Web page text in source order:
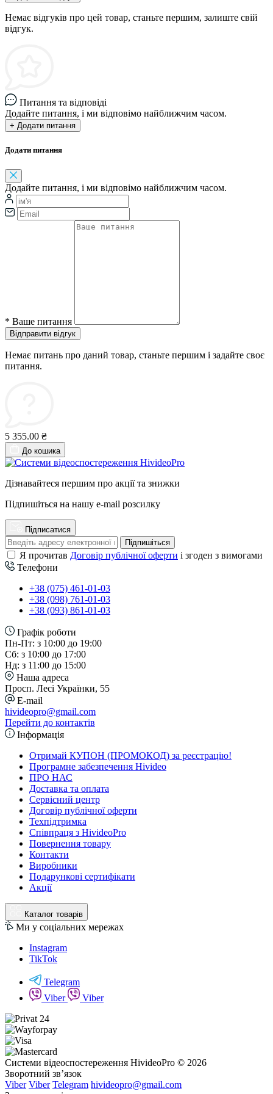
Немає відгуків про цей товар, станьте першим, залиште свій
відгук.
Питання та відповіді
Додайте питання, і ми відповімо найближчим часом.
+ Додати питання
Додати питання
Додайте питання, і ми відповімо найближчим часом.
* Ваше питання
Відправити відгук
Немає питань про даний товар, станьте першим і задайте своє
питання.
5 355.00 ₴
До кошика
Дізнавайтеся першим про акції та знижки
Підпишіться на нашу e-mail розсилку
Підписатися
Підпишіться
Я прочитав Договір публічної оферти і згоден з вимогами
Телефони
+38 (075) 461-01-03
+38 (098) 761-01-03
+38 (093) 861-01-03
Графік роботи
Пн-Пт: з 10:00 до 19:00
Сб: з 10:00 до 17:00
Нд: з 11:00 до 15:00
Наша адреса
Просп. Лесі Українки, 55
E-mail
hivideopro@gmail.com
Перейти до контактів
Інформація
Отримай КУПОН (ПРОМОКОД) за реєстрацію!
Програмне забезпечення Hivideo
ПРО НАС
Доставка та оплата
Сервісний центр
Договір публічної оферти
Техпідтримка
Співпраця з HivideoPro
Повернення товару
Контакти
Виробники
Подарункові сертифікати
Акції
Каталог товарів
Ми у соціальних мережах
Instagram
TikTok
Telegram
Viber
Viber
Системи відеоспостереження HivideoPro © 2026
Зворотний зв’язок
Viber Viber Telegram hivideopro@gmail.com